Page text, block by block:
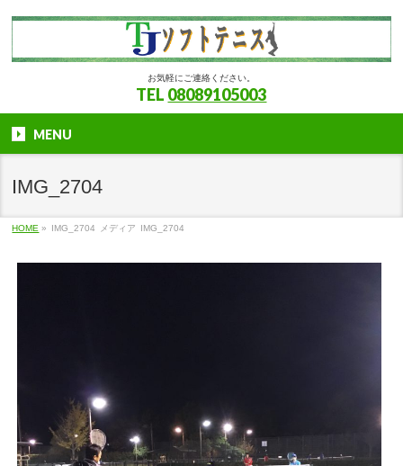
お気軽にご連絡ください。
TEL 08089105003
MENU
IMG_2704
HOME » IMG_2704 メディア IMG_2704